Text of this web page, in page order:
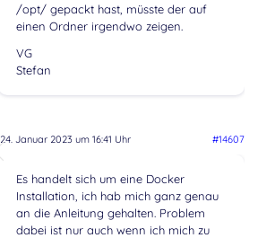
/opt/ gepackt hast, müsste der auf
einen Ordner irgendwo zeigen.
VG
Stefan
24. Januar 2023 um 16:41 Uhr #14607
Es handelt sich um eine Docker
Installation, ich hab mich ganz genau
an die Anleitung gehalten. Problem
dabei ist nur auch wenn ich mich zu